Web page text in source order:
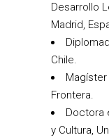
Desarrollo
Madrid,
Chile.
Frontera.
Doctora
y Cultura,